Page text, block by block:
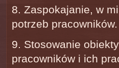
8. Zaspokajanie, w
potrzeb pracowników.
9. Stosowanie
pracowników i ich